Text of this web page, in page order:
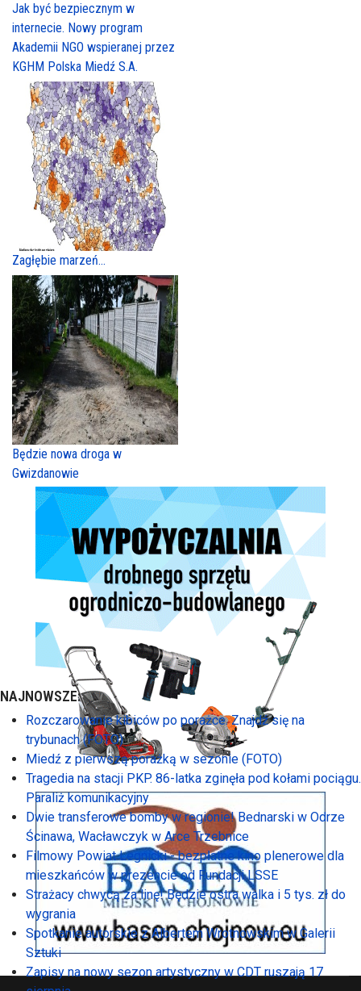
Jak być bezpiecznym w
internecie. Nowy program
Akademii NGO wspieranej przez
KGHM Polska Miedź S.A.
Zagłębie marzeń...
Będzie nowa droga w
Gwizdanowie
NAJNOWSZE:
Rozczarowanie kibiców po porażce. Znajdź się na
trybunach (FOTO)
Miedź z pierwszą porażką w sezonie (FOTO)
Tragedia na stacji PKP. 86-latka zginęła pod kołami pociągu.
Paraliż komunikacyjny
Dwie transferowe bomby w regionie! Bednarski w Odrze
Ścinawa, Wacławczyk w Arce Trzebnice
Filmowy Powiat Legnicki - bezpłatne kino plenerowe dla
mieszkańców w prezencie od Fundacji LSSE
Strażacy chwycą za linę! Będzie ostra walka i 5 tys. zł do
wygrania
Spotkanie autorskie z Albertem Wrotnowskim w Galerii
Sztuki
Zapisy na nowy sezon artystyczny w CDT ruszają 17